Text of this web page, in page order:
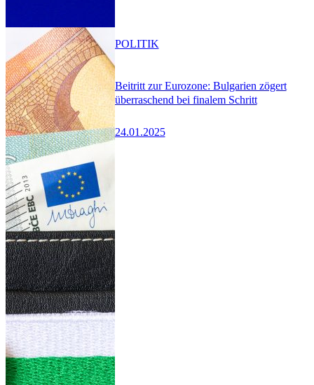
Beitritt zur Eurozone: Bulgarien zögert
überraschend bei finalem Schritt
24.01.2025
POLITIK